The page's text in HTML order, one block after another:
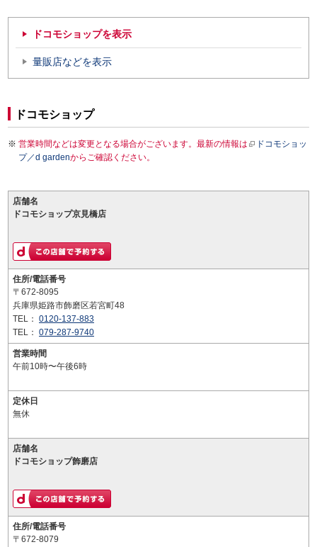
ドコモショップを表示
量販店などを表示
ドコモショップ
営業時間などは変更となる場合がございます。最新の情報は
ドコモショッ
プ／d gardenからご確認ください。
店舗名
ドコモショップ京見橋店
住所/電話番号
〒672-8095
兵庫県姫路市飾磨区若宮町48
TEL： 0120-137-883
TEL： 079-287-9740
営業時間
午前10時〜午後6時
定休日
無休
店舗名
ドコモショップ飾磨店
住所/電話番号
〒672-8079